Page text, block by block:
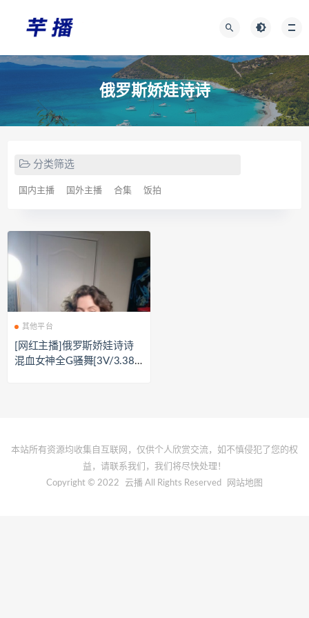
俄罗斯娇娃诗诗
分类筛选
国内主播 国外主播 合集 饭拍
其他平台
[网红主播]俄罗斯娇娃诗诗
混血女神全G骚舞[3V/3.38
本站所有资源均收集自互联网，仅供个人欣赏交流，如不慎侵犯了您的权
益，请联系我们，我们将尽快处理！
Copyright © 2022
云播 All Rights Reserved 网站地图